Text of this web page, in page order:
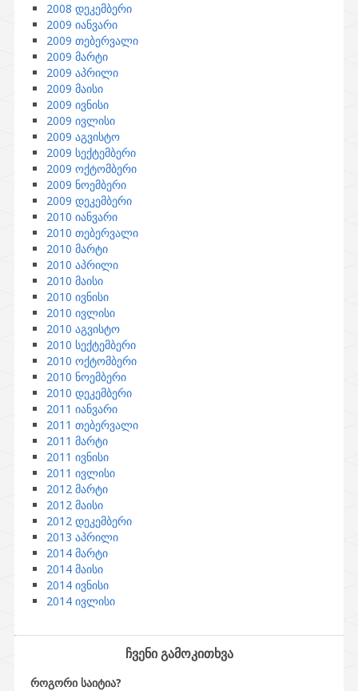
2008 დეკემბერი
2009 იანვარი
2009 თებერვალი
2009 მარტი
2009 აპრილი
2009 მაისი
2009 ივნისი
2009 ივლისი
2009 აგვისტო
2009 სექტემბერი
2009 ოქტომბერი
2009 ნოემბერი
2009 დეკემბერი
2010 იანვარი
2010 თებერვალი
2010 მარტი
2010 აპრილი
2010 მაისი
2010 ივნისი
2010 ივლისი
2010 აგვისტო
2010 სექტემბერი
2010 ოქტომბერი
2010 ნოემბერი
2010 დეკემბერი
2011 იანვარი
2011 თებერვალი
2011 მარტი
2011 ივნისი
2011 ივლისი
2012 მარტი
2012 მაისი
2012 დეკემბერი
2013 აპრილი
2014 მარტი
2014 მაისი
2014 ივნისი
2014 ივლისი
ჩვენი გამოკითხვა
როგორი საიტია?